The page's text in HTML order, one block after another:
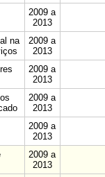
2009 a
2013
na
2009 a
2013
2009 a
2013
2009 a
2013
2009 a
2013
2009 a
2013